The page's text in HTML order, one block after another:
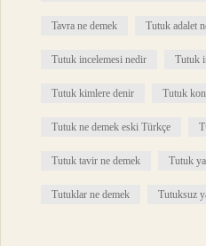
Tavra ne demek Tutuk adalet
Tutuk incelemesi nedir Tutuk
Tutuk kimlere denir Tutuk
Tutuk ne demek eski Türkçe
Tutuk tavir ne demek Tutuk
Tutuklar ne demek Tutuksuz